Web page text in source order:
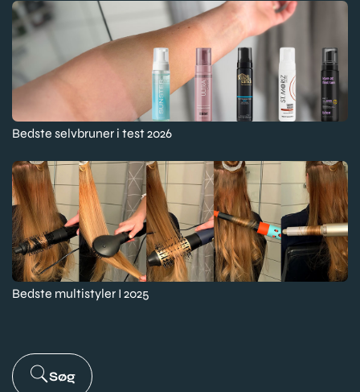
Bedste selvbruner i test 2026
Bedste multistyler I 2025
Søg